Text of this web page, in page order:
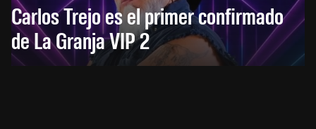
Carlos Trejo es el primer confirmado
de La Granja VIP 2